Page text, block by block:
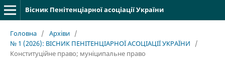
Вісник Пенітенціарної асоціації України
Головна / Архіви /
№ 1 (2026): ВІСНИК ПЕНІТЕНЦІАРНОЇ АСОЦІАЦІЇ УКРАЇНИ
/
Конституційне правo; муніципальне право